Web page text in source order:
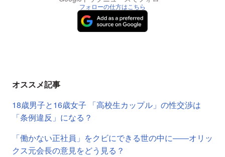
フォローの仕方はこちら
オススメ記事
18歳男子と16歳女子 「高校生カップル」の性交渉は
「条例違反」になる？
「働かない正社員」をクビにできる世の中に――オリッ
クス元会長の意見をどう見る？